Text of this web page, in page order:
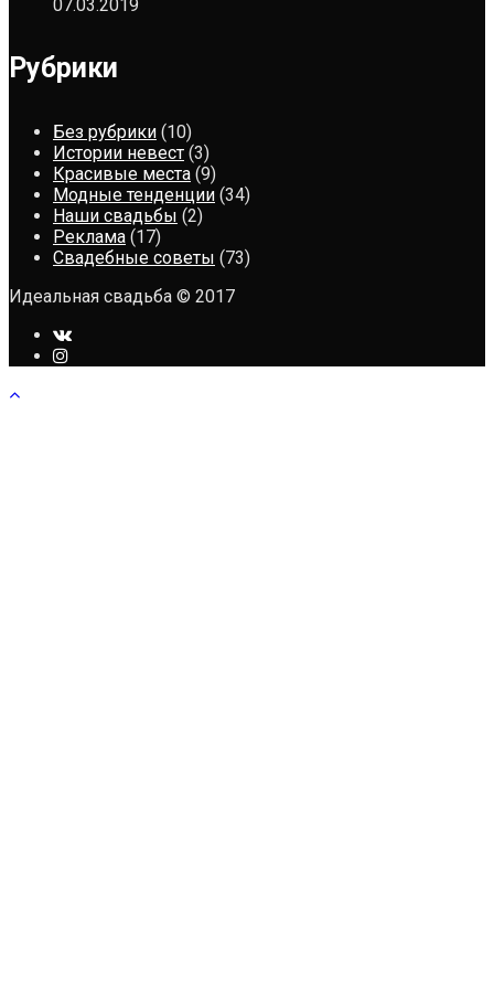
07.03.2019
Рубрики
Без рубрики (10)
Истории невест (3)
Красивые места (9)
Модные тенденции (34)
Наши свадьбы (2)
Реклама (17)
Свадебные советы (73)
Идеальная свадьба © 2017